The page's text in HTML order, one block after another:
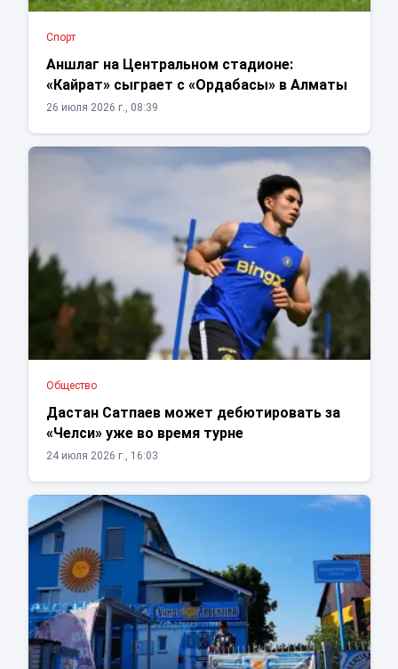
Спорт
Аншлаг на Центральном стадионе:
«Кайрат» сыграет с «Ордабасы» в Алматы
26 июля 2026 г., 08:39
Общество
Дастан Сатпаев может дебютировать за
«Челси» уже во время турне
24 июля 2026 г., 16:03